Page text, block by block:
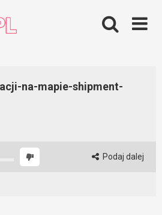
na-mapie-shipment-
Podaj dalej